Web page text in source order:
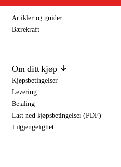
Artikler og guider
Bærekraft
Om ditt kjøp
Kjøpsbetingelser
Levering
Betaling
Last ned kjøpsbetingelser (PDF)
Tilgjengelighet